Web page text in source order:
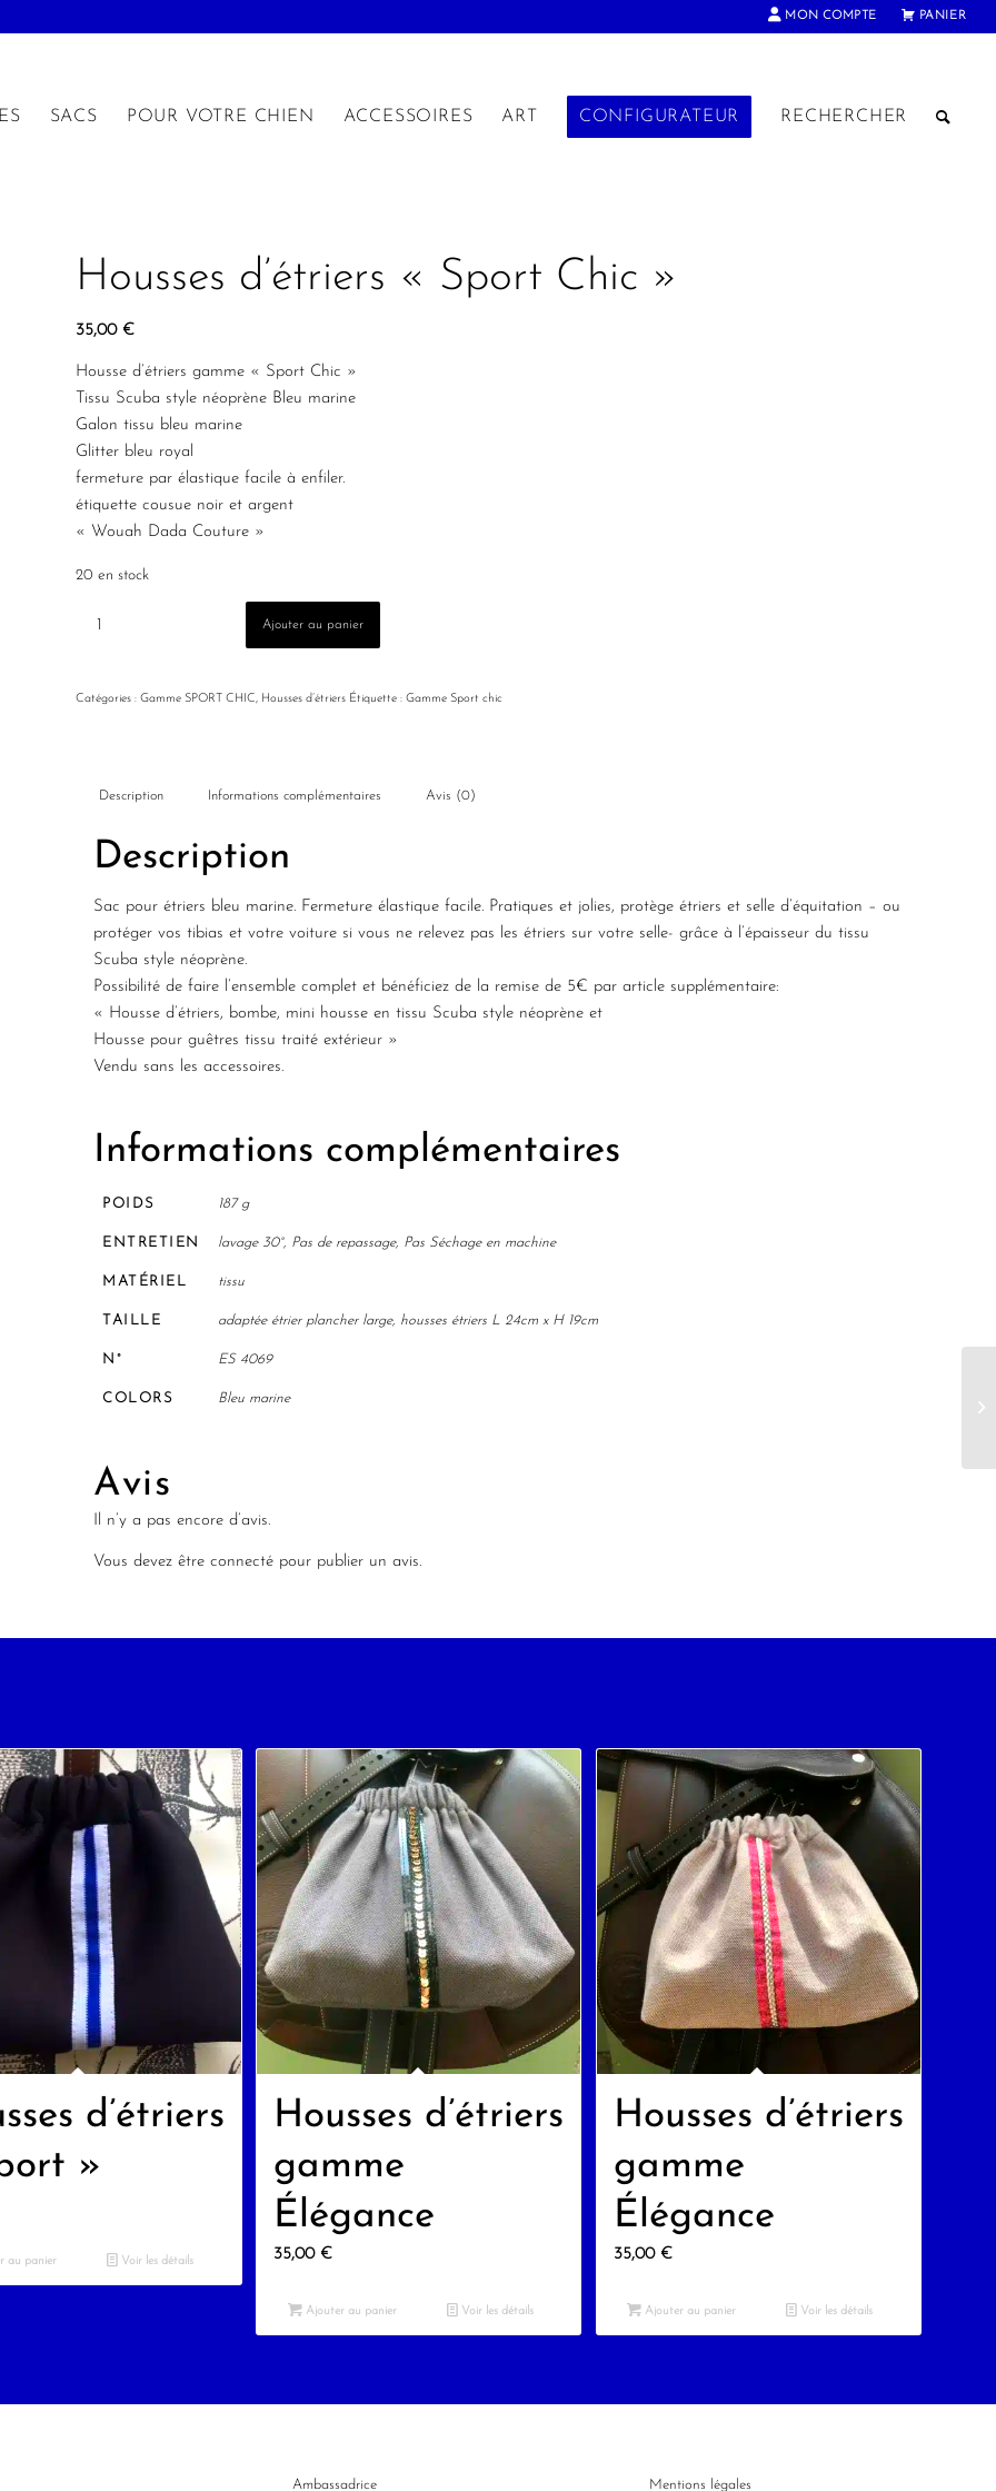
MON COMPTE PANIER
SACS POUR VOTRE CHIEN ACCESSOIRES ART CONFIGURATEUR RECHERCHER
Housses d’étriers « Sport Chic »
35,00 €
Housse d’étriers gamme « Sport Chic »
Tissu Scuba style néoprène Bleu marine
Galon tissu bleu marine
Glitter bleu royal
fermeture par élastique facile à enfiler.
étiquette cousue noir et argent
« Wouah Dada Couture »
20 en stock
Ajouter au panier
Catégories :Gamme SPORT CHIC, Housses d’étriers Étiquette :Gamme Sport chic
Description Informations complémentaires Avis (0)
Description
Sac pour étriers bleu marine. Fermeture élastique facile. Pratiques et jolies, protège étriers et selle d’équitation – ou
protéger vos tibias et votre voiture si vous ne relevez pas les étriers sur votre selle- grâce à l’épaisseur du tissu
Scuba style néoprène.
Possibilité de faire l’ensemble complet et bénéficiez de la remise de 5€ par article supplémentaire:
« Housse d’étriers, bombe, mini housse en tissu Scuba style néoprène et
Housse pour guêtres tissu traité extérieur »
Vendu sans les accessoires.
Informations complémentaires
POIDS 187 g
ENTRETIEN lavage 30°, Pas de repassage, Pas Séchage en machine
MATÉRIEL tissu
TAILLE adaptée étrier plancher large, housses étriers L 24cm x H 19cm
N° ES 4069
COLORS Bleu marine
Avis
Il n’y a pas encore d’avis.
Vous devez êtreconnecté pour publier un avis.
d’étriers
»
au panier Voir les détails
Housses d’étriers
gamme
Élégance
35,00 €
Ajouter au panier Voir les détails
Housses d’étriers
gamme
Élégance
35,00 €
Ajouter au panier Voir les détails
Ambassadrice Mentions légales